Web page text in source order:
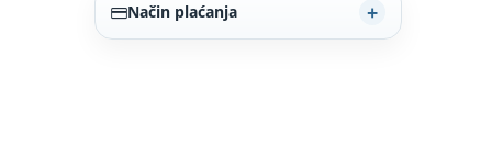
Način plaćanja